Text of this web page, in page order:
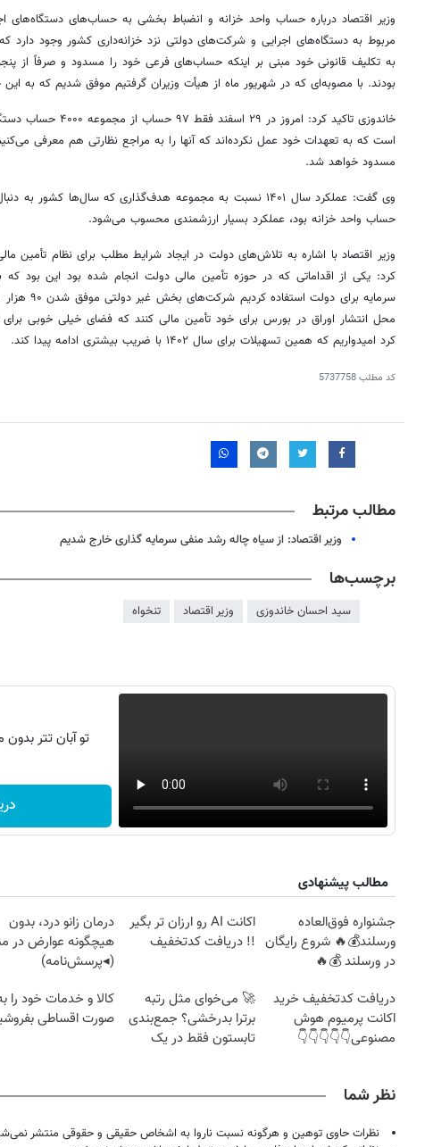
به تکلیف قانونی خود مبنی بر اینکه حساب‌های فرعی خود را مسدود و صرفاً از
بودند. با مصوبه‌ای که در شهریور ماه از هیأت وزیران گرفتیم موفق شدیم که به
خاندوزی
تاکید کرد: امروز در ۲۹
است که به تعهدات خود عمل نکرده‌اند که آنها را به مراجع نظارتی هم معرفی
مسدود خواهد شد.
وی گفت: عملکرد سال ۱۴۰۱ نسبت به مجموعه هدف‌گذاری که سال‌ها
حساب واحد خزانه بود، عملکرد بسیار ارزشمندی محسوب می‌شود.
وزیر اقتصاد با اشاره به تلاش‌های دولت در ایجاد شرایط مطلب برای نظام تأمین
کرد: یکی از اقداماتی که در حوزه تأمین مالی دولت انجام شده بود این بود که
سرمایه برای
محل انتشار اوراق در بورس برای خود تأمین مالی کنند که فضای خیلی خوبی برای
کرد امیدواریم که همین تسهیلات برای سال ۱۴۰۲ با ضریب بیشتری ادامه پیدا کند.
کد مطلب5737758
مطالب مرتبط
وزیر اقتصاد: از سیاه چاله رشد منفی سرمایه گذاری خارج شدیم
برچسب‌ها
سید احسان خاندوزی وزیر اقتصاد تنخواه
تو آبان تتر
مطالب پیشنهادی
جشنواره فوق‌العاده
ورسلند💰🔥 شروع رایگان
در ورسلند 💰🔥
اکانت AI رو ارزان تر بگیر
!! دریافت کدتخفیف
درمان زانو درد، بدون
هیچگونه عوارض در
(◂پرسش‌نامه)
دریافت کدتخفیف خرید
اکانت پرمیوم هوش
مصنوعی👇👇👇👇👇
🚀 می‌خوای مثل رتبه
برترا بدرخشی؟ جمع‌بندی
تابستون فقط در یک
کالا و خدمات خود را
صورت اقساطی
نظر شما
نظرات حاوی توهین و هرگونه نسبت ناروا به اشخاص حقیقی و حقوقی منتشر